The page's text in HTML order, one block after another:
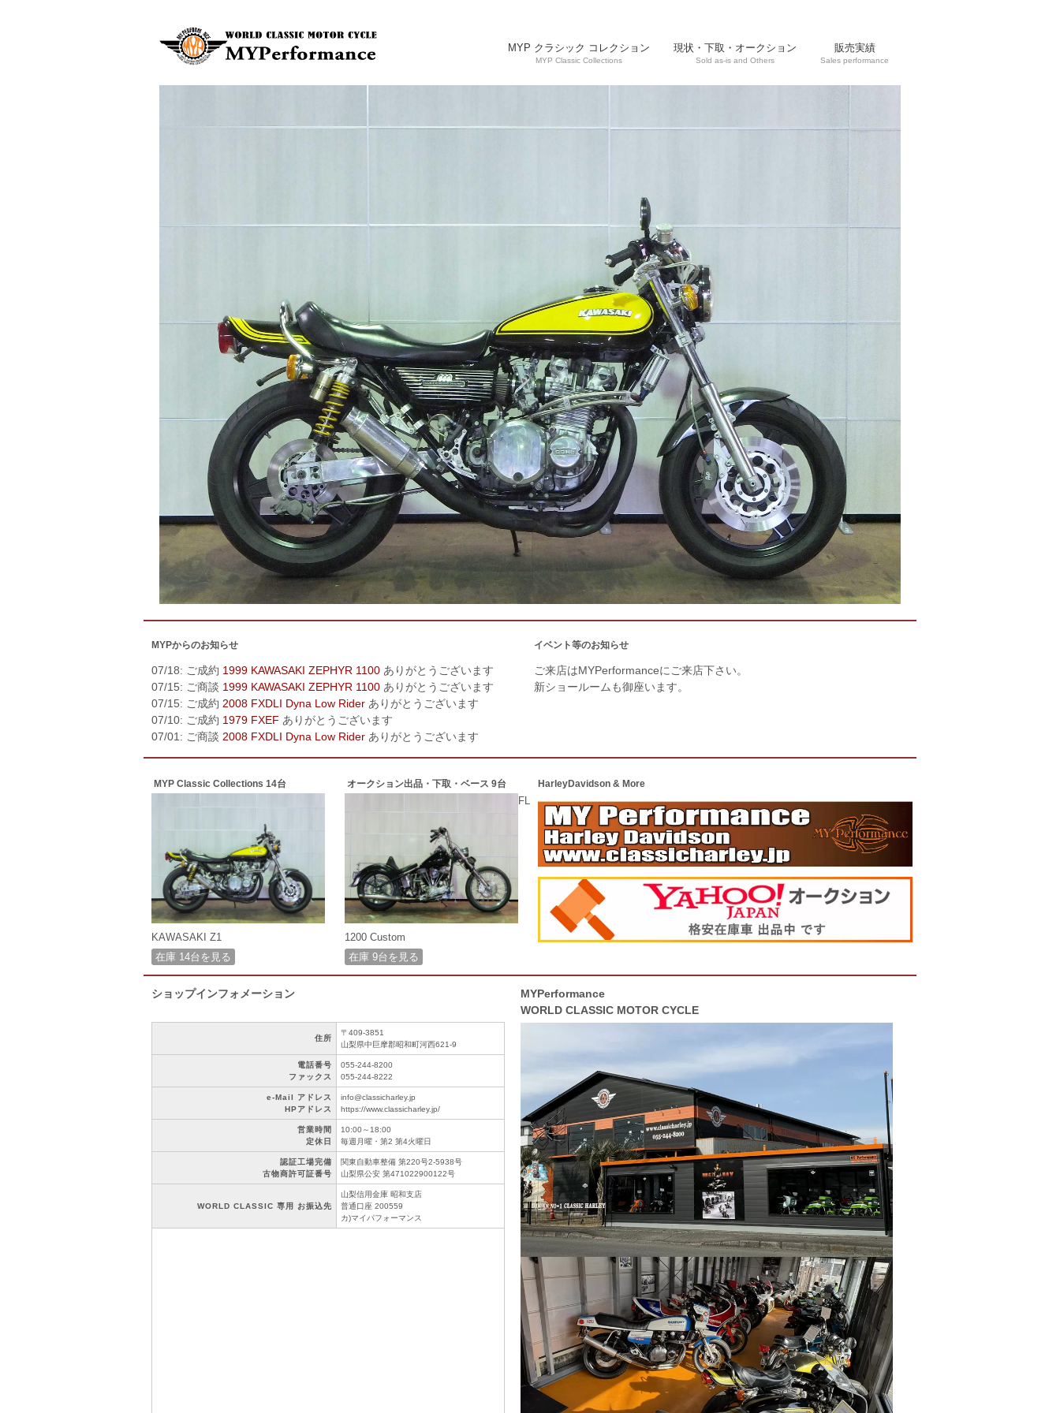
MYP クラシック コレクション
MYP Classic Collections
現状・下取・オークション
Sold as-is and Others
販売実績
Sales performance
MYPからのお知らせ
07/18: ご成約 1999 KAWASAKI ZEPHYR 1100 ありがとうございます
07/15: ご商談 1999 KAWASAKI ZEPHYR 1100 ありがとうございます
07/15: ご成約 2008 FXDLI Dyna Low Rider ありがとうございます
07/10: ご成約 1979 FXEF ありがとうございます
07/01: ご商談 2008 FXDLI Dyna Low Rider ありがとうございます
イベント等のお知らせ
ご来店はMYPerformanceにご来店下さい。
新ショールームも御座います。
MYP Classic Collections 14台
KAWASAKI Z1
在庫 14台を見る
オークション出品・下取・ベース 9台
FL
1200 Custom
在庫 9台を見る
HarleyDavidson & More
ショップインフォメーション
住所
〒409-3851
山梨県中巨摩郡昭和町河西621-9
電話番号
ファックス
055-244-8200
055-244-8222
e-Mail アドレス
HPアドレス
info@classicharley.jp
https://www.classicharley.jp/
営業時間
定休日
10:00～18:00
毎週月曜・第2 第4火曜日
認証工場完備
古物商許可証番号
関東自動車整備 第220号2-5938号
山梨県公安 第471022900122号
WORLD CLASSIC 専用 お振込先
山梨信用金庫 昭和支店
普通口座 200559
カ)マイパフォーマンス
MYPerformance
WORLD CLASSIC MOTOR CYCLE